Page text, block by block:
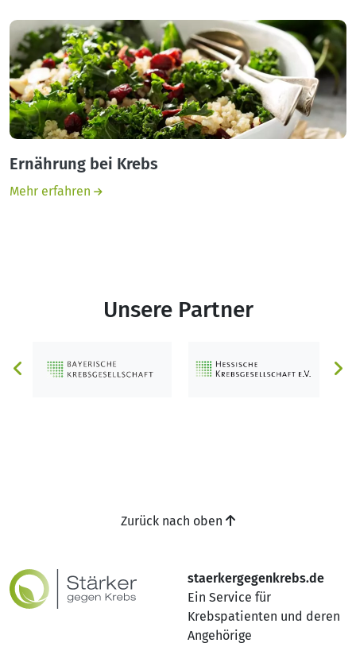
Ernährung bei Krebs
Mehr erfahren
Unsere Partner
staerkergegenkrebs.de
Ein Service für
Krebspatienten und deren
Angehörige
Zurück nach oben